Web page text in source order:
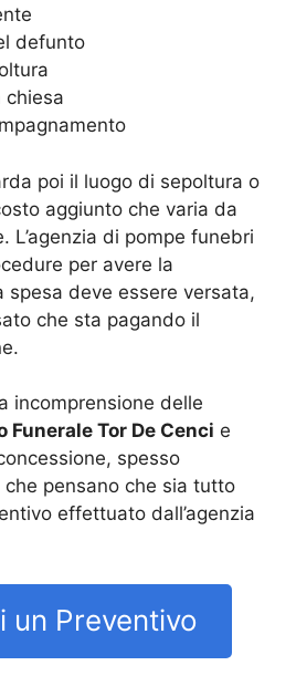
defunto
chiesa
poi il luogo di sepoltura o
aggiunto che varia da
L’agenzia di pompe funebri
per avere la
spesa deve essere versata,
che sta pagando il
incomprensione delle
Funerale Tor De Cenci e
spesso
pensano che sia tutto
effettuato dall’agenzia
un Preventivo